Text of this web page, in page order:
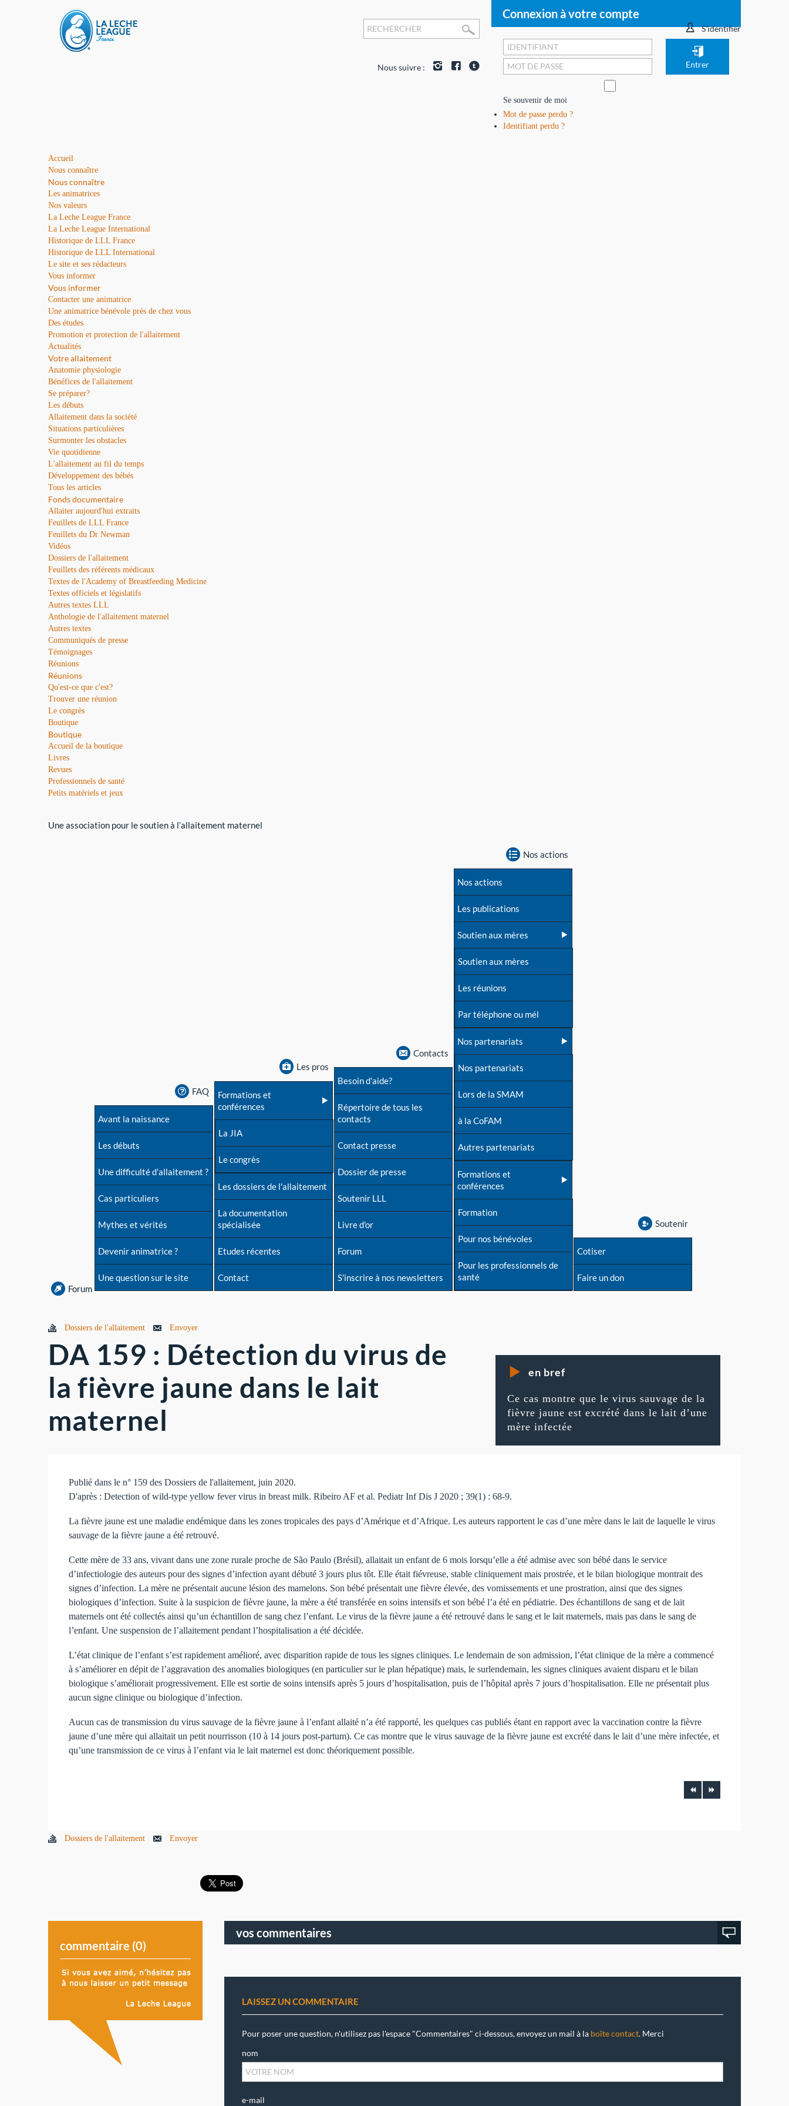
S'identifier
Connexion à votre compte
Se souvenir de moi
Mot de passe perdu ?
Identifiant perdu ?
Nous suivre :
Accueil
Nous connaître
Nous connaître
Les animatrices
Nos valeurs
La Leche League France
La Leche League International
Historique de LLL France
Historique de LLL International
Le site et ses rédacteurs
Vous informer
Vous informer
Contacter une animatrice
Une animatrice bénévole près de chez vous
Des études
Promotion et protection de l'allaitement
Actualités
Votre allaitement
Anatomie physiologie
Bénéfices de l'allaitement
Se préparer?
Les débuts
Allaitement dans la société
Situations particulières
Surmonter les obstacles
Vie quotidienne
L'allaitement au fil du temps
Développement des bébés
Tous les articles
Fonds documentaire
Allaiter aujourd'hui extraits
Feuillets de LLL France
Feuillets du Dr Newman
Vidéos
Dossiers de l'allaitement
Feuillets des référents médicaux
Textes de l'Academy of Breastfeeding Medicine
Textes officiels et législatifs
Autres textes LLL
Anthologie de l'allaitement maternel
Autres textes
Communiqués de presse
Témoignages
Réunions
Réunions
Qu'est-ce que c'est?
Trouver une réunion
Le congrès
Boutique
Boutique
Accueil de la boutique
Livres
Revues
Professionnels de santé
Petits matériels et jeux
Une association pour le soutien à l’allaitement maternel
Forum
FAQ
Avant la naissance
Les débuts
Une difficulté d'allaitement ?
Cas particuliers
Mythes et vérités
Devenir animatrice ?
Une question sur le site
Les pros
Formations et
conférences
La JIA
Le congrès
Les dossiers de l'allaitement
La documentation
spécialisée
Etudes récentes
Contact
Contacts
Besoin d'aide?
Répertoire de tous les
contacts
Contact presse
Dossier de presse
Soutenir LLL
Livre d'or
Forum
S'inscrire à nos newsletters
Nos actions
Nos actions
Les publications
Soutien aux mères
Soutien aux mères
Les réunions
Par téléphone ou mél
Nos partenariats
Nos partenariats
Lors de la SMAM
à la CoFAM
Autres partenariats
Formations et
conférences
Formation
Pour nos bénévoles
Pour les professionnels de
santé
Soutenir
Cotiser
Faire un don
en bref
Ce cas montre que le virus sauvage de la
fièvre jaune est excrété dans le lait d’une
mère infectée
Dossiers de l'allaitement Envoyer
DA 159 : Détection du virus de
la fièvre jaune dans le lait
maternel
Publié dans le n° 159 des Dossiers de l'allaitement, juin 2020.
D'après : Detection of wild-type yellow fever virus in breast milk. Ribeiro AF et al. Pediatr Inf Dis J 2020 ; 39(1) : 68-9.
La fièvre jaune est une maladie endémique dans les zones tropicales des pays d’Amérique et d’Afrique. Les auteurs rapportent le cas d’une mère dans le lait de laquelle le virus
sauvage de la fièvre jaune a été retrouvé.
Cette mère de 33 ans, vivant dans une zone rurale proche de São Paulo (Brésil), allaitait un enfant de 6 mois lorsqu’elle a été admise avec son bébé dans le service
d’infectiologie des auteurs pour des signes d’infection ayant débuté 3 jours plus tôt. Elle était fiévreuse, stable cliniquement mais prostrée, et le bilan biologique montrait des
signes d’infection. La mère ne présentait aucune lésion des mamelons. Son bébé présentait une fièvre élevée, des vomissements et une prostration, ainsi que des signes
biologiques d’infection. Suite à la suspicion de fièvre jaune, la mère a été transférée en soins intensifs et son bébé l’a été en pédiatrie. Des échantillons de sang et de lait
maternels ont été collectés ainsi qu’un échantillon de sang chez l’enfant. Le virus de la fièvre jaune a été retrouvé dans le sang et le lait maternels, mais pas dans le sang de
l’enfant. Une suspension de l’allaitement pendant l’hospitalisation a été décidée.
L’état clinique de l’enfant s’est rapidement amélioré, avec disparition rapide de tous les signes cliniques. Le lendemain de son admission, l’état clinique de la mère a commencé
à s’améliorer en dépit de l’aggravation des anomalies biologiques (en particulier sur le plan hépatique) mais, le surlendemain, les signes cliniques avaient disparu et le bilan
biologique s’améliorait progressivement. Elle est sortie de soins intensifs après 5 jours d’hospitalisation, puis de l’hôpital après 7 jours d’hospitalisation. Elle ne présentait plus
aucun signe clinique ou biologique d’infection.
Aucun cas de transmission du virus sauvage de la fièvre jaune à l’enfant allaité n’a été rapporté, les quelques cas publiés étant en rapport avec la vaccination contre la fièvre
jaune d’une mère qui allaitait un petit nourrisson (10 à 14 jours post-partum). Ce cas montre que le virus sauvage de la fièvre jaune est excrété dans le lait d’une mère infectée, et
qu’une transmission de ce virus à l’enfant via le lait maternel est donc théoriquement possible.
Dossiers de l'allaitement Envoyer
commentaire (0)
vos commentaires
LAISSEZ UN COMMENTAIRE
Pour poser une question, n'utilisez pas l'espace "Commentaires" ci-dessous, envoyez un mail à la boîte contact. Merci
nom
e-mail